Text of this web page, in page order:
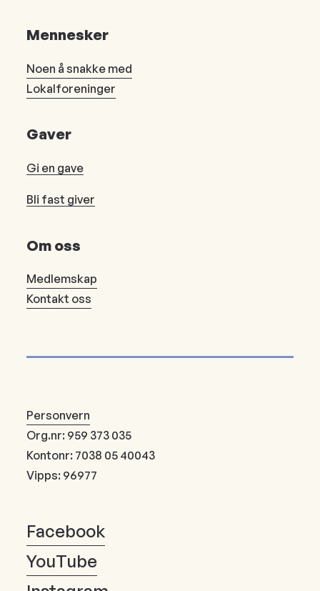
Mennesker
Noen å snakke med
Lokalforeninger
Gaver
Gi en gave
Bli fast giver
Om oss
Medlemskap
Kontakt oss
Personvern
Org.nr: 959 373 035
Kontonr: 7038 05 40043
Vipps: 96977
Facebook
YouTube